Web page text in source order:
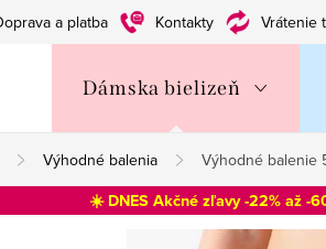
a platba Kontakty Vrátenie
Dámska bielizeň
Výhodné balenia Výhodné balenie
☀️ DNES Akčné zľavy -22% až -